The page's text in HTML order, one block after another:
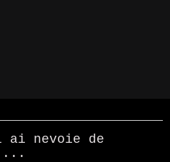
ai nevoie de
...